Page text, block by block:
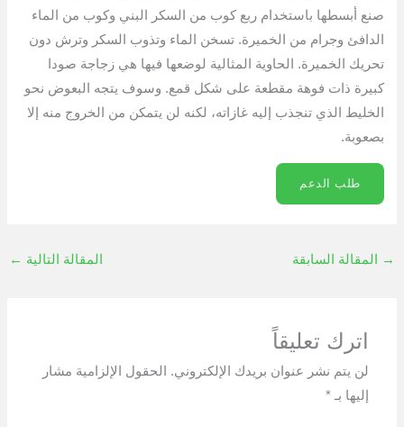
صنع أبسطها باستخدام ربع كوب من السكر البني وكوب من الماء
الدافئ وجرام من الخميرة. تسخن الماء وتذوب السكر وترش دون
تحريك الخميرة. الحاوية المثالية لوضعها فيها هي زجاجة صودا
كبيرة ذات فوهة مقطعة على شكل قمع. وسوف يتجه البعوض نحو
الخليط الذي تنجذب إليه غازاته، لكنه لن يتمكن من الخروج منه إلا
بصعوبة.
طلب الدعم
→ المقالة السابقة المقالة التالية ←
اترك تعليقاً
لن يتم نشر عنوان بريدك الإلكتروني.
الحقول الإلزامية مشار
إليها بـ*